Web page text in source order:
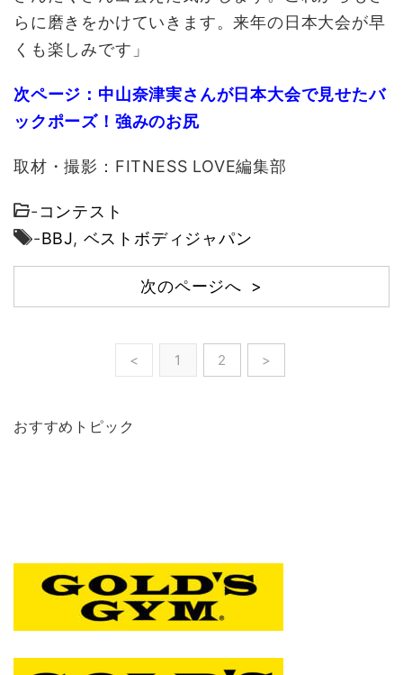
らに磨きをかけていきます。来年の日本大会が早
くも楽しみです」
次ページ：中山奈津実さんが日本大会で見せたバ
ックポーズ！強みのお尻
取材・撮影：FITNESS LOVE編集部
-コンテスト
-BBJ, ベストボディジャパン
次のページへ >
< 1 2 >
おすすめトピック